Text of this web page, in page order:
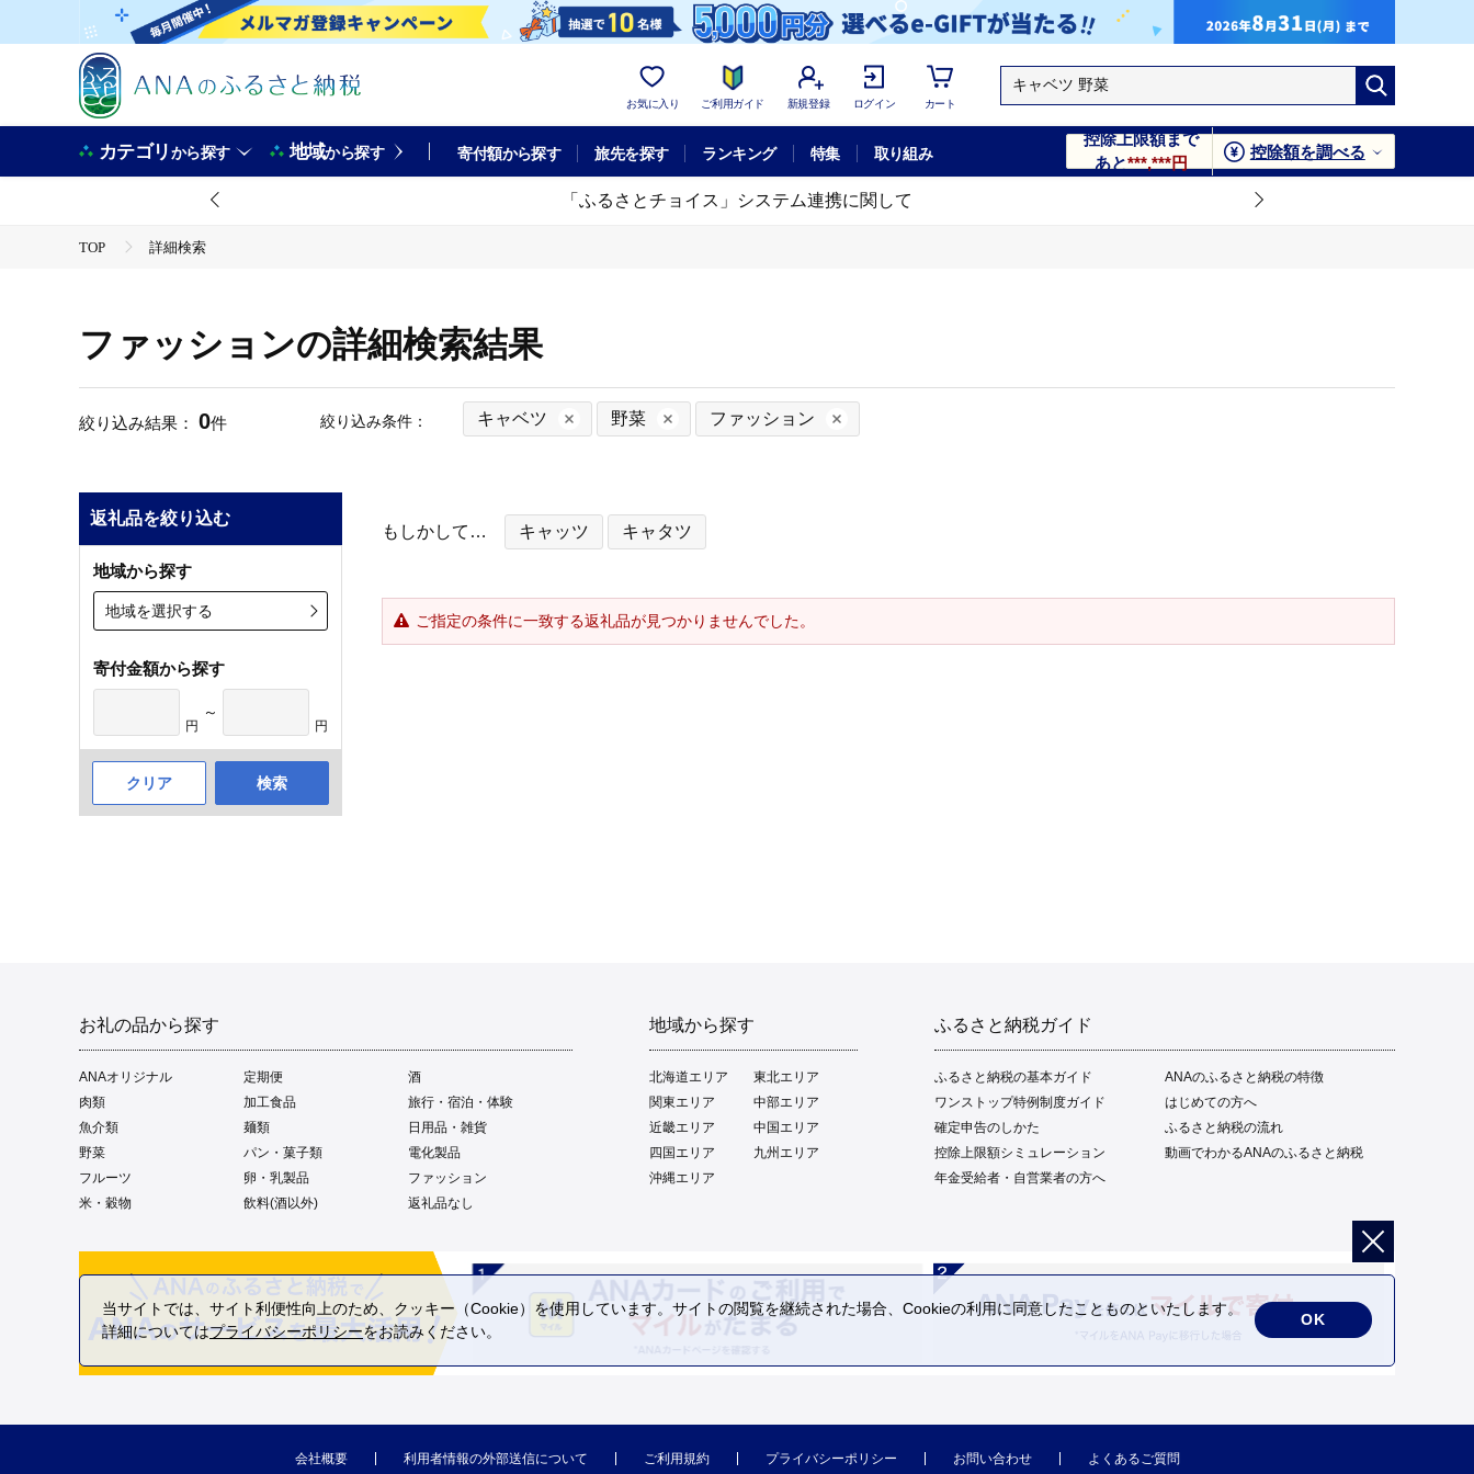
お気に入り ご利用ガイド 新規登録 ログイン カート
カテゴリから探す 地域から探す 寄付額から探す 旅先を探す ランキング 特集 取り組み
控除上限額まで
あと***,***円
控除額を調べる
「ふるさとチョイス」システム連携に関して
TOP 詳細検索
ファッションの詳細検索結果
絞り込み結果： 0件 絞り込み条件： キャベツ 野菜 ファッション
返礼品を絞り込む
地域から探す
地域を選択する
寄付金額から探す
円
～
円
クリア 検索
もしかして… キャッツ キャタツ
ご指定の条件に一致する返礼品が見つかりませんでした。
お礼の品から探す
ANAオリジナル 定期便
酒
肉類
加工食品
旅行・宿泊・体験
魚介類
麺類
日用品・雑貨
野菜
パン・菓子類
電化製品
フルーツ
卵・乳製品
ファッション
米・穀物
飲料(酒以外) 返礼品なし
地域から探す
北海道エリア
東北エリア
関東エリア
中部エリア
近畿エリア
中国エリア
四国エリア
九州エリア
沖縄エリア
ふるさと納税ガイド
ふるさと納税の基本ガイド
ANAのふるさと納税の特徴
ワンストップ特例制度ガイド
はじめての方へ
確定申告のしかた
ふるさと納税の流れ
控除上限額シミュレーション
動画でわかるANAのふるさと納税
年金受給者・自営業者の方へ
会社概要 利用者情報の外部送信について ご利用規約 プライバシーポリシー お問い合わせ よくあるご質問
当サイトでは、サイト利便性向上のため、クッキー（Cookie）を使用しています。サイトの閲覧を継続された場合、Cookieの利用に同意したことものといたします。
詳細についてはプライバシーポリシーをお読みください。
OK